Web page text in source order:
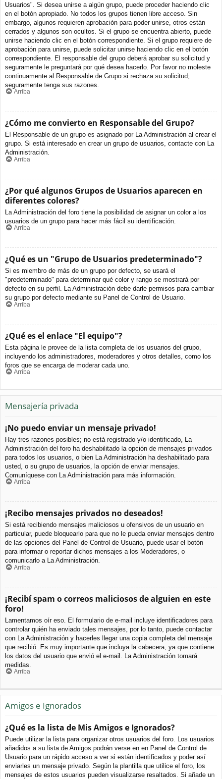
Usuarios". Si desea unirse a algún grupo, puede proceder haciendo clic
en el botón apropiado. No todos los grupos tienen libre acceso. Sin
embargo, algunos requieren aprobación para poder unirse, otros están
cerrados y algunos son ocultos. Si el grupo se encuentra abierto, puede
unirse haciendo clic en el botón correspondiente. Si el grupo requiere de
aprobación para unirse, puede solicitar unirse haciendo clic en el botón
correspondiente. El responsable del grupo deberá aprobar su solicitud y
seguramente le preguntará por qué desea hacerlo. Por favor no moleste
continuamente al Responsable de Grupo si rechaza su solicitud;
seguramente tenga sus razones.
Arriba
¿Cómo me convierto en Responsable del Grupo?
El Responsable de un grupo es asignado por La Administración al crear el
grupo. Si está interesado en crear un grupo de usuarios, contacte con La
Administración.
Arriba
¿Por qué algunos Grupos de Usuarios aparecen en
diferentes colores?
La Administración del foro tiene la posibilidad de asignar un color a los
usuarios de un grupo para hacer más fácil su identificación.
Arriba
¿Qué es un "Grupo de Usuarios predeterminado"?
Si es miembro de más de un grupo por defecto, se usará el
"predeterminado" para determinar qué color y rango se mostrará por
defecto en su perfil. La Administración debe darle permisos para cambiar
su grupo por defecto mediante su Panel de Control de Usuario.
Arriba
¿Qué es el enlace "El equipo"?
Esta página le provee de la lista completa de los usuarios del grupo,
incluyendo los administradores, moderadores y otros detalles, como los
foros que se encarga de moderar cada uno.
Arriba
Mensajería privada
¡No puedo enviar un mensaje privado!
Hay tres razones posibles; no está registrado y/o identificado, La
Administración del foro ha deshabilitado la opción de mensajes privados
para todos los usuarios, o bien La Administración ha deshabilitado para
usted, o su grupo de usuarios, la opción de enviar mensajes.
Comuníquese con La Administración para más información.
Arriba
¡Recibo mensajes privados no deseados!
Si está recibiendo mensajes maliciosos u ofensivos de un usuario en
particular, puede bloquearlo para que no le pueda enviar mensajes dentro
de las opciones del Panel de Control de Usuario, puede usar el botón
para informar o reportar dichos mensajes a los Moderadores, o
comunicarlo a La Administración.
Arriba
¡Recibí spam o correos maliciosos de alguien en este
foro!
Lamentamos oír eso. El formulario de e-mail incluye identificadores para
controlar quién ha enviado tales mensajes, por lo tanto, puede contactar
con La Administración y hacerles llegar una copia completa del mensaje
que recibió. Es muy importante que incluya la cabecera, ya que contiene
los datos del usuario que envió el e-mail. La Administración tomará
medidas.
Arriba
Amigos e Ignorados
¿Qué es la lista de Mis Amigos e Ignorados?
Puede utilizar la lista para organizar otros usuarios del foro. Los usuarios
añadidos a su lista de Amigos podrán verse en en Panel de Control de
Usuario para un rápido acceso a ver si están identificados y poder así
enviarles un mensaje privado. Según la plantilla que utilice el foro, los
mensajes de estos usuarios pueden visualizarse resaltados. Si añade un